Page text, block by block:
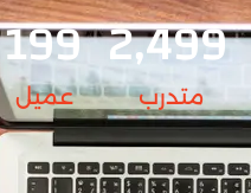
متدرب
2,500
عميل
200